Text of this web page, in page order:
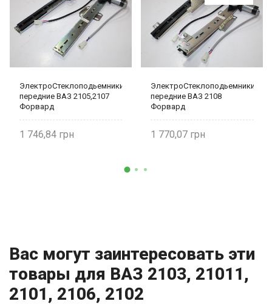
ЭлектроСтеклоподьемники
передние ВАЗ 2105,2107
Форвард
1 746,84
ЭлектроСтеклоподьемники
передние ВАЗ 2108
Форвард
1 770,07
Вас могут заинтересовать эти
товары для ВАЗ 2103, 21011,
2101, 2106, 2102